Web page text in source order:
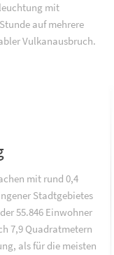
mit
auf mehrere
Vulkanausbruch.
mit rund 0,4
Stadtgebietes
55.846 Einwohner
7,9 Quadratmetern
als für die meisten